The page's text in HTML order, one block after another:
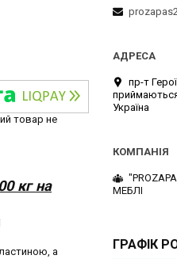
товар не
кг на
а
пр-т
Україна
МЕБЛІ
ГРАФІК